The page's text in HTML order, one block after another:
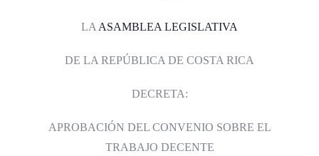
LA ASAMBLEA LEGISLATIVA
DE LA REPÚBLICA DE COSTA RICA
DECRETA:
APROBACIÓN DEL CONVENIO SOBRE EL
TRABAJO DECENTE